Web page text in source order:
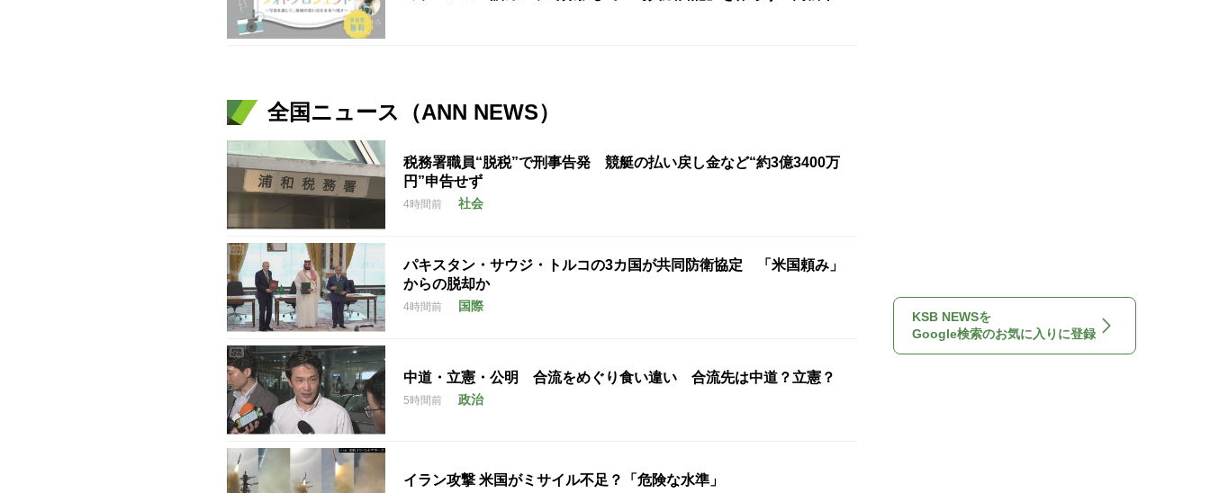
全国ニュース（ANN NEWS）
税務署職員“脱税”で刑事告発 競艇の払い戻し金など“約3億3400万
円”申告せず
4時間前 社会
パキスタン・サウジ・トルコの3カ国が共同防衛協定 「米国頼み」
からの脱却か
4時間前 国際
中道・立憲・公明 合流をめぐり食い違い 合流先は中道？立憲？
5時間前 政治
イラン攻撃 米国がミサイル不足？「危険な水準」
KSB NEWSを
Google検索のお気に入りに登録